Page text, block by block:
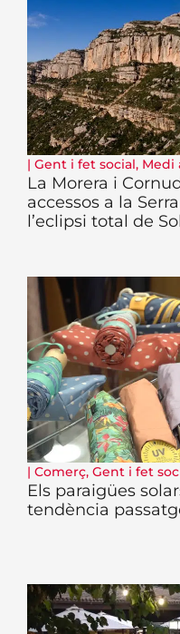
| Gent i fet social, Medi
La Morera i
accessos a la
l’eclipsi total de Sol
| Comerç, Gent i fet
Els paraigües
tendència